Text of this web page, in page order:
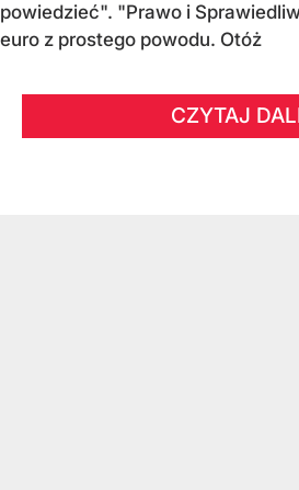
powiedzieć". "Prawo i
euro z prostego powodu. Otóż
CZYTAJ